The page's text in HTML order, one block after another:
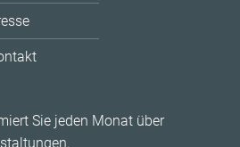
Sie jeden Monat über